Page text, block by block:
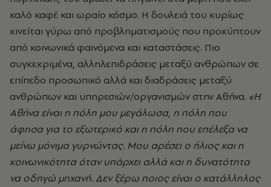
καλό καφέ και ωραίο κόσμο. Η δουλειά του κυρίως
κινείται γύρω από προβληματισμούς που προκύπτουν
από κοινωνικά φαινόμενα και καταστάσεις. Πιο
συγκεκριμένα, αλληλεπιδράσεις μεταξύ ανθρώπων σε
επίπεδο προσωπικό αλλά και διαδράσεις μεταξύ
ανθρώπων και υπηρεσιών/οργανισμών στην Αθήνα. «Η
Αθήνα είναι η πόλη μου μεγάλωσα, η πόλη που
άφησα για το εξωτερικό και η πόλη που επέλεξα να
μείνω μόνιμα γυρνώντας. Μου αρέσει ο ήλιος και η
κοινωνικότητα όταν υπάρχει αλλά και η δυνατότητα
να οδηγώ μηχανή. Δεν ξέρω ποιος είναι ο κατάλληλος